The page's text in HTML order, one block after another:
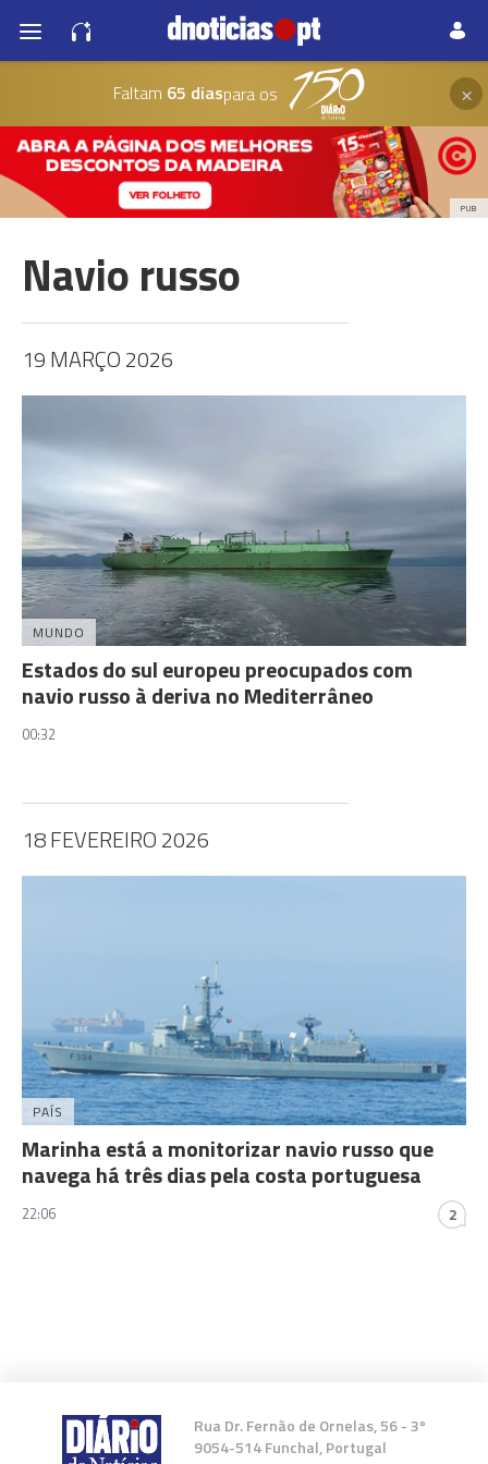
Faltam 65 diaspara os ×
PUB
Navio russo
19 MARÇO 2026
MUNDO
Estados do sul europeu preocupados com
navio russo à deriva no Mediterrâneo
00:32
18 FEVEREIRO 2026
PAÍS
Marinha está a monitorizar navio russo que
navega há três dias pela costa portuguesa
22:06 2
Rua Dr. Fernão de Ornelas, 56 - 3º
9054-514 Funchal, Portugal